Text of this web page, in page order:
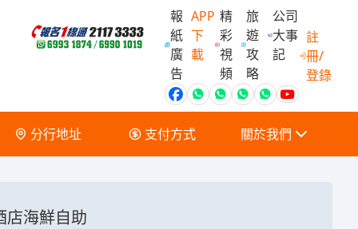
報
紙
廣
告
APP
下
載
精
彩
視
頻
旅
遊
攻
略
公司
大事
記
會員獨家
註
冊/
登錄
分行地址 支付方式 關於我們
店海鮮自助